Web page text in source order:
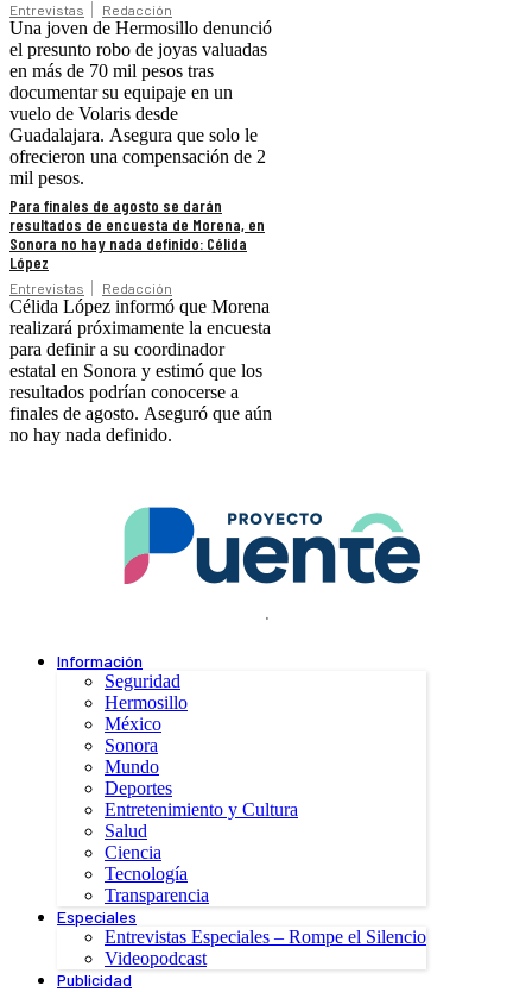
Entrevistas Redacción
Una joven de Hermosillo denunció
el presunto robo de joyas valuadas
en más de 70 mil pesos tras
documentar su equipaje en un
vuelo de Volaris desde
Guadalajara. Asegura que solo le
ofrecieron una compensación de 2
mil pesos.
Para finales de agosto se darán
resultados de encuesta de Morena, en
Sonora no hay nada definido: Célida
López
Entrevistas Redacción
Célida López informó que Morena
realizará próximamente la encuesta
para definir a su coordinador
estatal en Sonora y estimó que los
resultados podrían conocerse a
finales de agosto. Aseguró que aún
no hay nada definido.
.
Información
Seguridad
Hermosillo
México
Sonora
Mundo
Deportes
Entretenimiento y Cultura
Salud
Ciencia
Tecnología
Transparencia
Especiales
Entrevistas Especiales – Rompe el Silencio
Videopodcast
Publicidad